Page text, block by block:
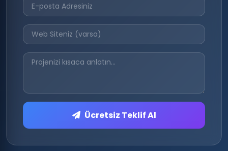
Ücretsiz Teklif Al